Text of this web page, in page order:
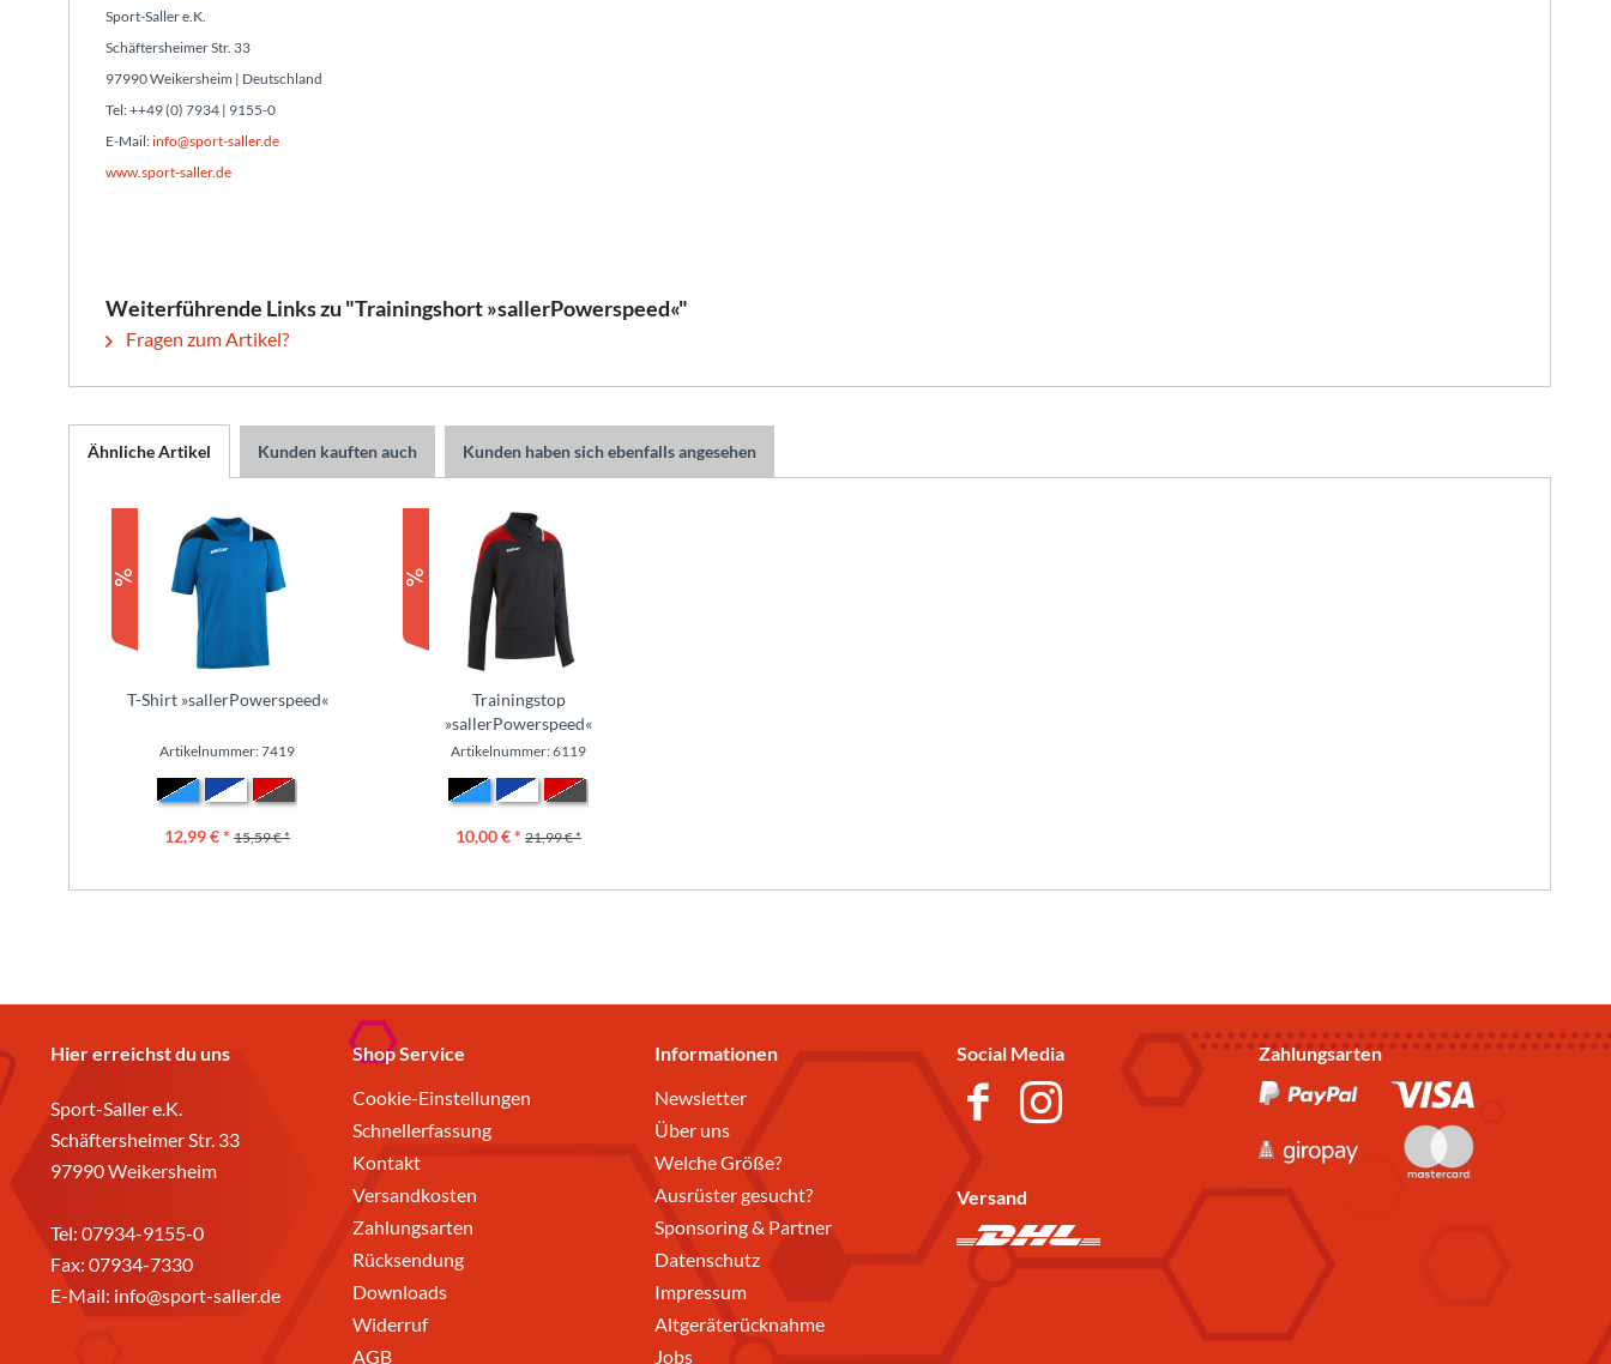
Sport-Saller e.K.
Schäftersheimer Str. 33
97990 Weikersheim | Deutschland
Tel: ++49 (0) 7934 | 9155-0
E-Mail:info@sport-saller.de
www.sport-saller.de
Weiterführende Links zu "Trainingshort »sallerPowerspeed«"
Fragen zum Artikel?
Ähnliche Artikel Kunden kauften auch Kunden haben sich ebenfalls angesehen
T-Shirt »sallerPowerspeed«
Artikelnummer: 7419
12,99 € * 15,59 € *
Trainingstop
»sallerPowerspeed«
Artikelnummer: 6119
10,00 € * 21,99 € *
Hier erreichst du uns
Sport-Saller e.K.
Schäftersheimer Str. 33
97990 Weikersheim
Tel: 07934-9155-0
Fax: 07934-7330
E-Mail: info@sport-saller.de
Shop Service
Cookie-Einstellungen
Schnellerfassung
Kontakt
Versandkosten
Zahlungsarten
Rücksendung
Downloads
Widerruf
AGB
Informationen
Newsletter
Über uns
Welche Größe?
Ausrüster gesucht?
Sponsoring & Partner
Datenschutz
Impressum
Altgeräterücknahme
Jobs
Social Media
Versand
Zahlungsarten